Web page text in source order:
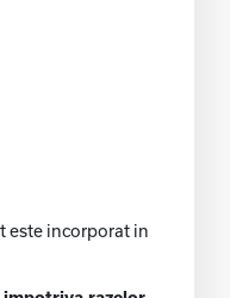
este incorporat in